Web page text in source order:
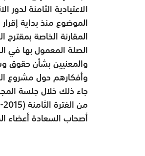
الاعتيادية الثامنة
الموضوع منذ بداية
المقارنة الخاصة
الصلة المعمول بها في
والمعنيين بشأن حقوق
وأفكارهم حول مشروع
أصحاب السعادة أعضاء